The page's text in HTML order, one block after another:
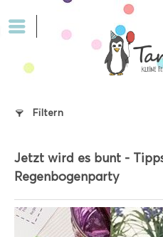
Filtern
Jetzt wird es bunt -
Regenbogenparty